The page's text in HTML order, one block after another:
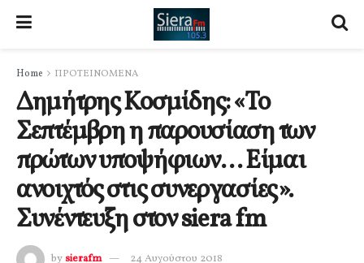
Home ΠΡΟΤΕΙΝΟΜΕΝΑ
Δημήτρης Κοσμίδης: «Το
Σεπτέμβρη η παρουσίαση των
πρώτων υποψήφιων… Είμαι
ανοιχτός στις συνεργασίες».
Συνέντευξη στον siera fm
by sierafm 24 Αυγούστου 2018